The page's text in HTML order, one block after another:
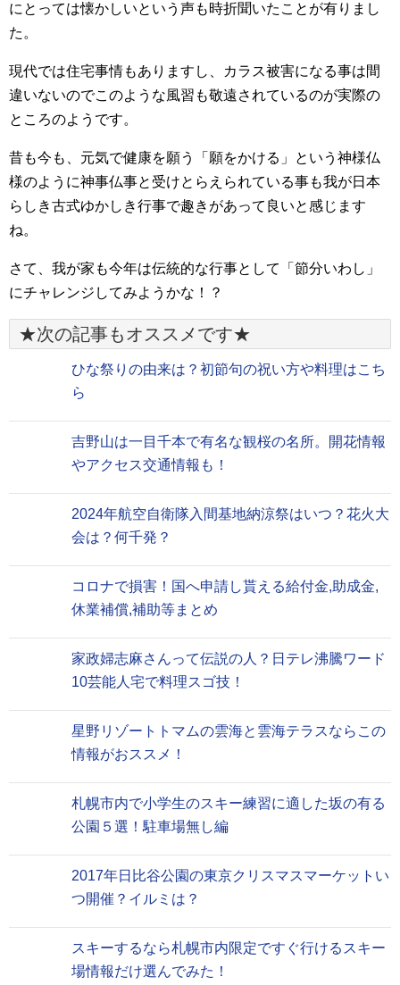
にとっては懐かしいという声も時折聞いたことが有りまし
た。
現代では住宅事情もありますし、カラス被害になる事は間
違いないのでこのような風習も敬遠されているのが実際の
ところのようです。
昔も今も、元気で健康を願う「願をかける」という神様仏
様のように神事仏事と受けとらえられている事も我が日本
らしき古式ゆかしき行事で趣きがあって良いと感じます
ね。
さて、我が家も今年は伝統的な行事として「節分いわし」
にチャレンジしてみようかな！？
★次の記事もオススメです★
ひな祭りの由来は？初節句の祝い方や料理はこち
ら
吉野山は一目千本で有名な観桜の名所。開花情報
やアクセス交通情報も！
2024年航空自衛隊入間基地納涼祭はいつ？花火大
会は？何千発？
コロナで損害！国へ申請し貰える給付金,助成金,
休業補償,補助等まとめ
家政婦志麻さんって伝説の人？日テレ沸騰ワード
10芸能人宅で料理スゴ技！
星野リゾートトマムの雲海と雲海テラスならこの
情報がおススメ！
札幌市内で小学生のスキー練習に適した坂の有る
公園５選！駐車場無し編
2017年日比谷公園の東京クリスマスマーケットい
つ開催？イルミは？
スキーするなら札幌市内限定ですぐ行けるスキー
場情報だけ選んでみた！